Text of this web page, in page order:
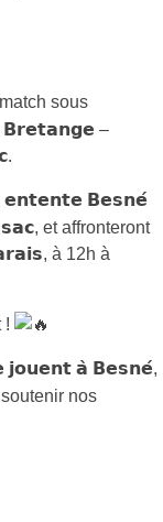
sous
𝗕𝗿𝗲𝘁𝗮𝗻𝗴𝗲 –
𝗲𝗻𝘁𝗲𝗻𝘁𝗲 𝗕𝗲𝘀𝗻𝗲́
et affronteront
à 12h à
!
𝗷𝗼𝘂𝗲𝗻𝘁 𝗮̀ 𝗕𝗲𝘀𝗻𝗲́,
nos